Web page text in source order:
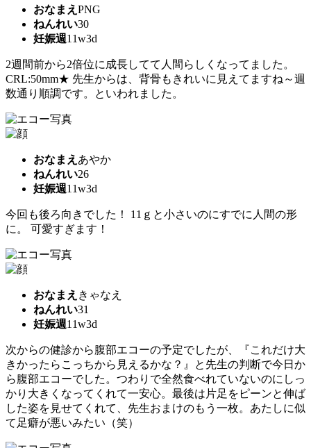
おなまえ PNG
ねんれい30
妊娠週11w3d
2週間前から2倍位に成長してて人間らしくなってました。
CRL:50mm★ 先生からは、背骨もきれいに見えてますね～週
数通り順調です。といわれました。
おなまえ あやか
ねんれい26
妊娠週11w3d
今回も後ろ向きでした！ 11ｇと小さいのにすでに人間の形
に。 可愛すぎます！
おなまえ きゃなえ
ねんれい31
妊娠週11w3d
次からの健診から腹部エコーの予定でしたが、『これだけ大
きかったらこっちから見えるかな？』と先生の判断で今日か
ら腹部エコーでした。つわりで全然食べれていないのにしっ
かり大きくなってくれて一安心。最後は片足をピーンと伸ば
した姿を見せてくれて、先生おまけのもう一枚。あたしに似
て足癖が悪いみたい（笑）